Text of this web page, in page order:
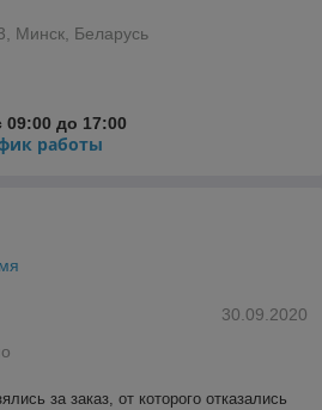
Минск, Беларусь
09:00 до 17:00
работы
30.09.2020
за заказ, от которого отказались